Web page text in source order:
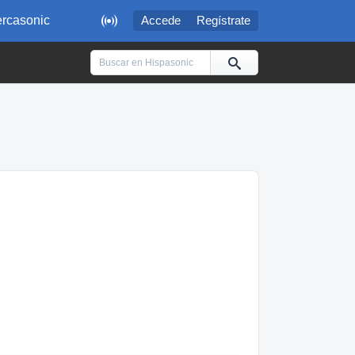
 Accede Regístrate